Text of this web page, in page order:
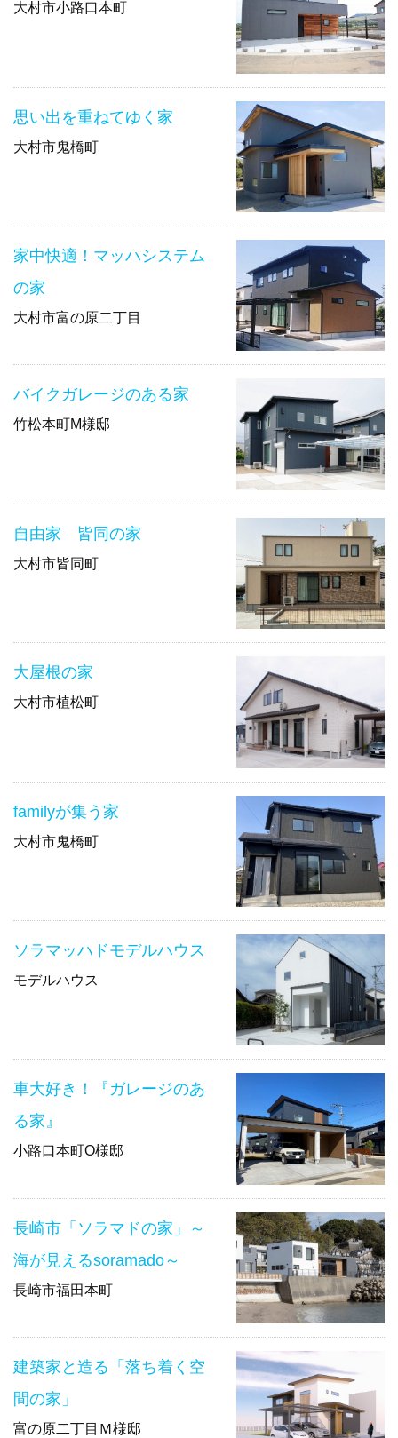
大村市小路口本町
思い出を重ねてゆく家
大村市鬼橋町
家中快適！マッハシステム
の家
大村市富の原二丁目
バイクガレージのある家
竹松本町M様邸
自由家 皆同の家
大村市皆同町
大屋根の家
大村市植松町
familyが集う家
大村市鬼橋町
ソラマッハドモデルハウス
モデルハウス
車大好き！『ガレージのあ
る家』
小路口本町O様邸
長崎市「ソラマドの家」～
海が見えるsoramado～
長崎市福田本町
建築家と造る「落ち着く空
間の家」
富の原二丁目Ｍ様邸